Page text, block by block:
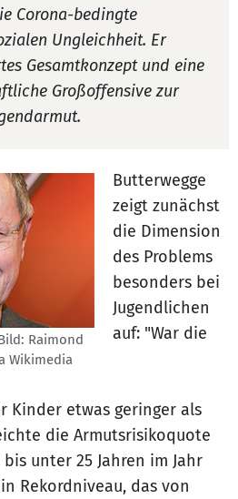
Corona-bedingte
Ungleichheit. Er
Gesamtkonzept und eine
Großoffensive zur
Raimond
Wikimedia
Butterwegge
zeigt zunächst
die Dimension
des Problems
besonders bei
Jugendlichen
auf: "War die
Kinder etwas geringer als
die Armutsrisikoquote
unter 25 Jahren im Jahr
Rekordniveau, das von